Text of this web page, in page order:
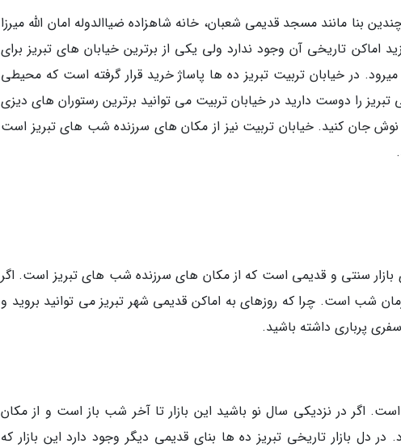
بنا مانند مسجد قدیمی شعبان، خانه شاهزاده ضیاالدوله امان الله میرزا
اماکن تاریخی آن وجود ندارد ولی یکی از برترین خیابان های تبریز برای
در خیابان تربیت تبریز ده ها پاساژ خرید قرار گرفته است که محیطی
را دوست دارید در خیابان تربیت می توانید برترین رستوران های دیزی
جان کنید. خیابان تربیت نیز از مکان های سرزنده شب های تبریز است
بازار سنتی و قدیمی است که از مکان های سرزنده شب های تبریز است. اگر
شب است. چرا که روزهای به اماکن قدیمی شهر تبریز می توانید بروید و
پرباری داشته باشید.
است. اگر در نزدیکی سال نو باشید این بازار تا آخر شب باز است و از مکان
بازار تاریخی تبریز ده ها بنای قدیمی دیگر وجود دارد این بازار که